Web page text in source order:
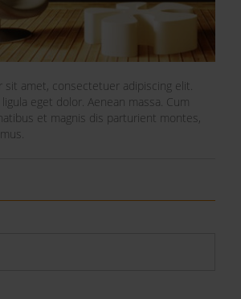
sit amet, consectetuer adipiscing elit.
eget dolor. Aenean massa. Cum
et magnis dis parturient montes,